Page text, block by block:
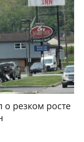
резком росте